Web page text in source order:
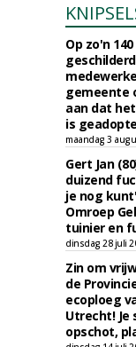
Op zo'n
gemeente
aan dat
is
maandag 3
Gert Jan
duizend
je nog
Omroep
tuinier en
dinsdag 28 juli
Zin om
de
ecoploeg
Utrecht!
opschot,